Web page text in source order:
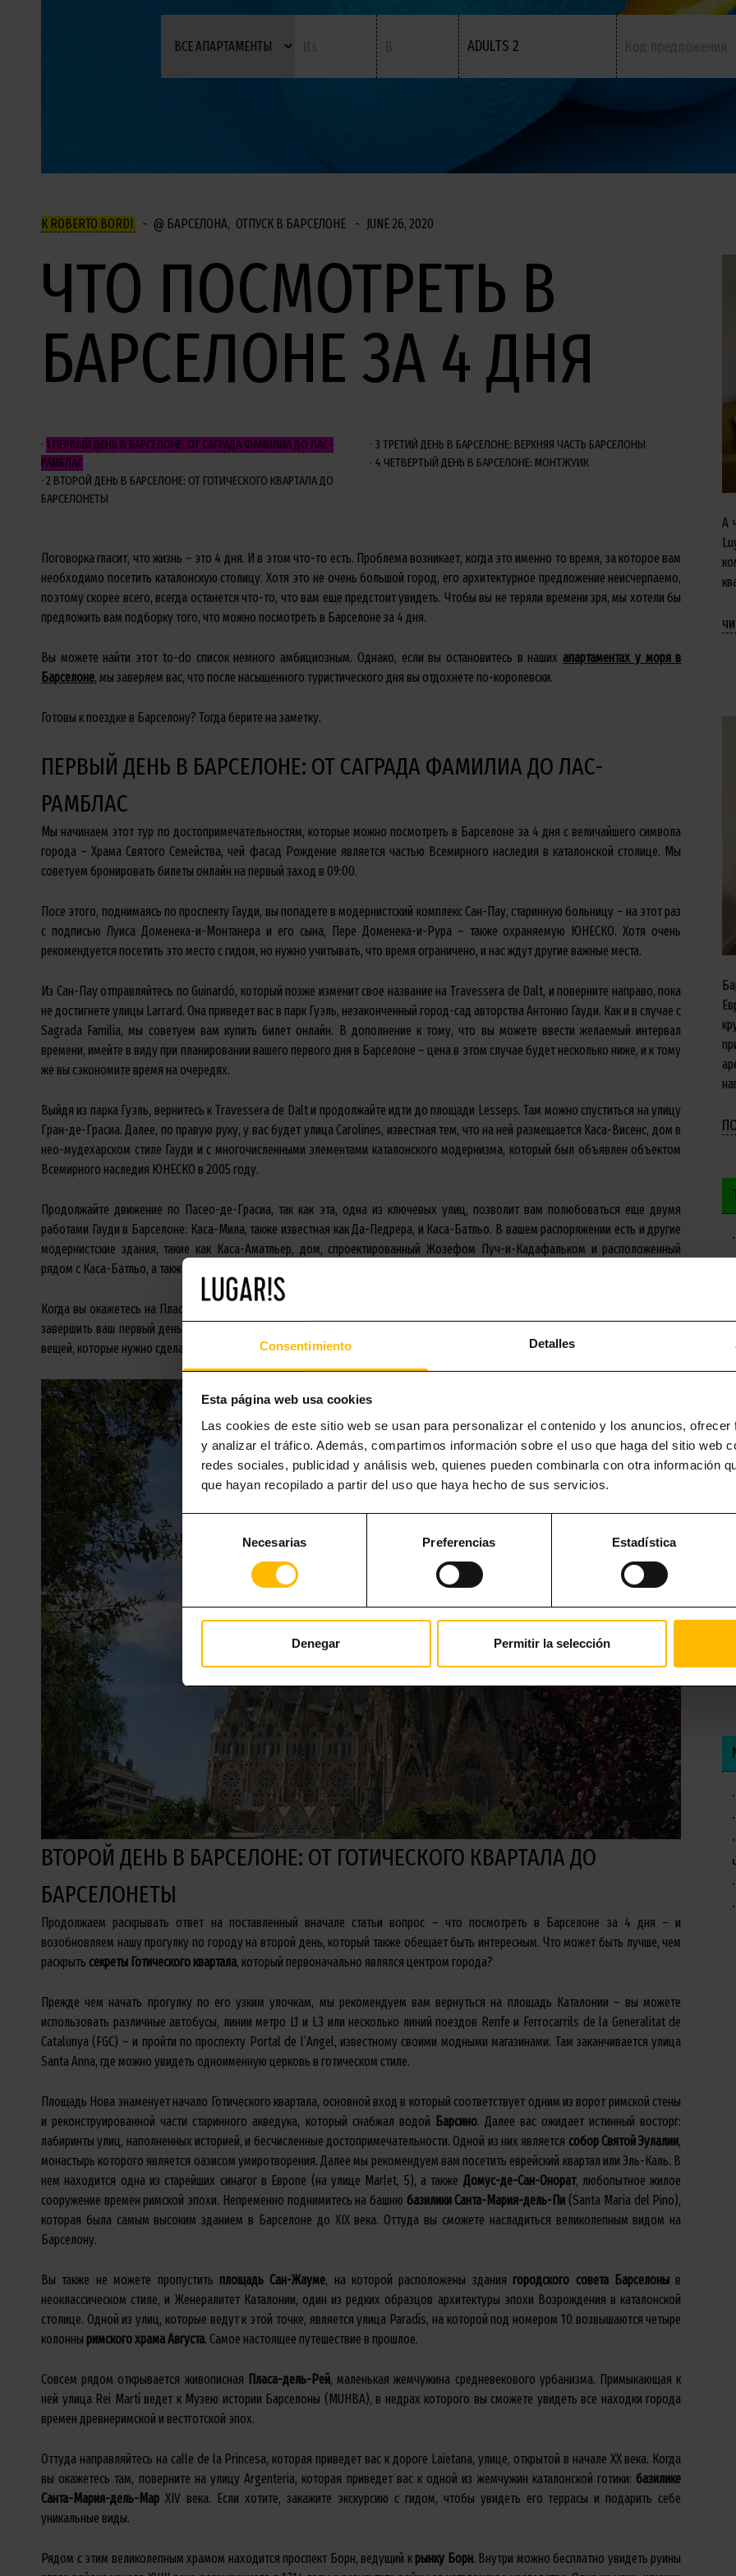
Consentimiento Detalles
Esta página web usa cookies
Las cookies de este sitio web se usan para personalizar el contenido y los anuncios,
y analizar el tráfico. Además, compartimos información sobre el uso que haga del sitio web
redes sociales, publicidad y análisis web, quienes pueden combinarla con otra información
que hayan recopilado a partir del uso que haya hecho de sus servicios.
de
consentimiento
Necesarias Preferencias Estadística
Denegar Permitir la selección
ADULTS 2
К ROBERTO BORDI БАРСЕЛОНА ОТПУСК В БАРСЕЛОНЕ JUNE 26, 2020
ЧТО ПОСМОТРЕТЬ В
БАРСЕЛОНЕ ЗА 4 ДНЯ
1 ПЕРВЫЙ ДЕНЬ В БАРСЕЛОНЕ: ОТ САГРАДА ФАМИЛИА ДО ЛАС-
РАМБЛАС
2 ВТОРОЙ ДЕНЬ В БАРСЕЛОНЕ: ОТ ГОТИЧЕСКОГО КВАРТАЛА ДО
БАРСЕЛОНЕТЫ
3 ТРЕТИЙ ДЕНЬ В БАРСЕЛОНЕ: ВЕРХНЯЯ ЧАСТЬ БАРСЕЛОНЫ
4 ЧЕТВЕРТЫЙ ДЕНЬ В БАРСЕЛОНЕ: МОНТЖУИК
Поговорка гласит, что жизнь – это 4 дня. И в этом что-то есть. Проблема возникает, когда это именно то время, за которое вам
необходимо посетить каталонскую столицу. Хотя это не очень большой город, его архитектурное предложение неисчерпаемо,
поэтому скорее всего, всегда останется что-то, что вам еще предстоит увидеть. Чтобы вы не теряли времени зря, мы хотели бы
предложить вам подборку того, что можно посмотреть в Барселоне за 4 дня.
Вы можете найти этот to-do список немного амбициозным. Однако, если вы остановитесь в наших апартаментах у моря в
Барселоне, мы заверяем вас, что после насыщенного туристического дня вы отдохнете по-королевски.
Готовы к поездке в Барселону? Тогда берите на заметку.
ПЕРВЫЙ ДЕНЬ В БАРСЕЛОНЕ: ОТ САГРАДА ФАМИЛИА ДО ЛАС-
РАМБЛАС
Мы начинаем этот тур по достопримечательностям, которые можно посмотреть в Барселоне за 4 дня с величайшего символа
города – Храма Святого Семейства, чей фасад Рождение является частью Всемирного наследия в каталонской столице. Мы
советуем бронировать билеты онлайн на первый заход в 09:00.
Посе этого, поднимаясь по проспекту Гауди, вы попадете в модернистский комплекс Сан-Пау, старинную больницу – на этот раз
с подписью Луиса Доменека-и-Монтанера и его сына, Пере Доменека-и-Рура – также охраняемую ЮНЕСКО. Хотя очень
рекомендуется посетить это место с гидом, но нужно учитывать, что время ограничено, и нас ждут другие важные места.
Из Сан-Пау отправляйтесь по Guinardó, который позже изменит свое название на Travessera de Dalt, и поверните направо, пока
не достигнете улицы Larrard. Она приведет вас в парк Гуэль, незаконченный город-сад авторства Антонио Гауди. Как и в случае с
Sagrada Familia, мы советуем вам купить билет онлайн. В дополнение к тому, что вы можете ввести желаемый интервал
времени, имейте в виду при планировании вашего первого дня в Барселоне – цена в этом случае будет несколько ниже, и к тому
же вы сэкономите время на очередях.
Выйдя из парка Гуэль, вернитесь к Travessera de Dalt и продолжайте идти до площади Lesseps. Там можно спуститься на улицу
Гран-де-Грасиа. Далее, по правую руку, у вас будет улица Carolines, известная тем, что на ней размещается Каса-Висенс, дом в
нео-мудехарском стиле Гауди и с многочисленными элементами каталонского модернизма, который был объявлен объектом
Всемирного наследия ЮНЕСКО в 2005 году.
Продолжайте движение по Пасео-де-Грасиа, так как эта, одна из ключевых улиц, позволит вам полюбоваться еще двумя
работами Гауди в Барселоне: Каса-Мила, также известная как Да-Педрера, и Каса-Батльо. В вашем распоряжении есть и другие
модернистские здания, такие как Каса-Аматльер, дом, спроектированный Жозефом Пуч-и-Кадафальком и расположенный
рядом с Каса-Батльо, а также Каса-Льео-Морера архитектора Доменека-и-Монтанера.
Когда вы окажетесь на Пласа-де-Каталуния, что является одним из центров жизни каталонской столицы, мы рекомендуем вам
завершить ваш первый день в Барселоне, прогулявшись по самой яркой и знаменитой улице города. Вам нужны идеи? Вот 12
вещей, которые нужно сделать на Лас-Рамблас.
ВТОРОЙ ДЕНЬ В БАРСЕЛОНЕ: ОТ ГОТИЧЕСКОГО КВАРТАЛА ДО
БАРСЕЛОНЕТЫ
Продолжаем раскрывать ответ на поставленный вначале статьи вопрос – что посмотреть в Барселоне за 4 дня – и
возобновляем нашу прогулку по городу на второй день, который также обещает быть интересным. Что может быть лучше, чем
раскрыть секреты Готического квартала, который первоначально являлся центром города?
Прежде чем начать прогулку по его узким улочкам, мы рекомендуем вам вернуться на площадь Каталонии – вы можете
использовать различные автобусы, линии метро L1 и L3 или несколько линий поездов Renfe и Ferrocarrils de la Generalitat de
Catalunya (FGC) – и пройти по проспекту Portal de l’Angel, известному своими модными магазинами. Там заканчивается улица
Santa Anna, где можно увидеть одноименную церковь в готическом стиле.
Площадь Нова знаменует начало Готического квартала, основной вход в который соответствует одним из ворот римской стены
и реконструированной части старинного акведука, который снабжал водой Барсино. Далее вас ожидает истинный восторг:
лабиринты улиц, наполненных историей, и бесчисленные достопримечательности. Одной из них является собор Святой Эулалии,
монастырь которого является оазисом умиротворения. Далее мы рекомендуем вам посетить еврейский квартал или Эль-Каль. В
нем находится одна из старейших синагог в Европе (на улице Marlet, 5), а также Домус-де-Сан-Онорат, любопытное жилое
сооружение времен римской эпохи. Непременно поднимитесь на башню базилики Санта-Мария-дель-Пи (Santa Maria del Pino),
которая была самым высоким зданием в Барселоне до XIX века. Оттуда вы сможете насладиться великолепным видом на
Барселону.
Вы также не можете пропустить площадь Сан-Жауме, на которой расположены здания городского совета Барселоныв
неоклассическом стиле, и Женералитет Каталонии, один из редких образцов архитектуры эпохи Возрождения в каталонской
столице. Одной из улиц, которые ведут к этой точке, является улица Paradís, на которой под номером 10 возвышаются четыре
колонны римского храма Августа. Самое настоящее путешествие в прошлое.
Совсем рядом открывается живописная Пласа-дель-Рей, маленькая жемчужина средневекового урбанизма. Примыкающая к
ней улица Rei Martí ведет к Музею истории Барселоны (MUHBA), в недрах которого вы сможете увидеть все находки города
времен древнеримской и вестготской эпох.
Оттуда направляйтесь на calle de la Princesa, которая приведет вас к дороге Laietana, улице, открытой в начале XX века. Когда
вы окажетесь там, поверните на улицу Argenteria, которая приведет вас к одной из жемчужин каталонской готики: базилике
Санта-Мария-дель-Мар XIV века. Если хотите, закажите экскурсию с гидом, чтобы увидеть его террасы и подарить себе
уникальные виды.
Рядом с этим великолепным храмом находится проспект Борн, ведущий к рынку Борн. Внутри можно бесплатно увидеть руины
А